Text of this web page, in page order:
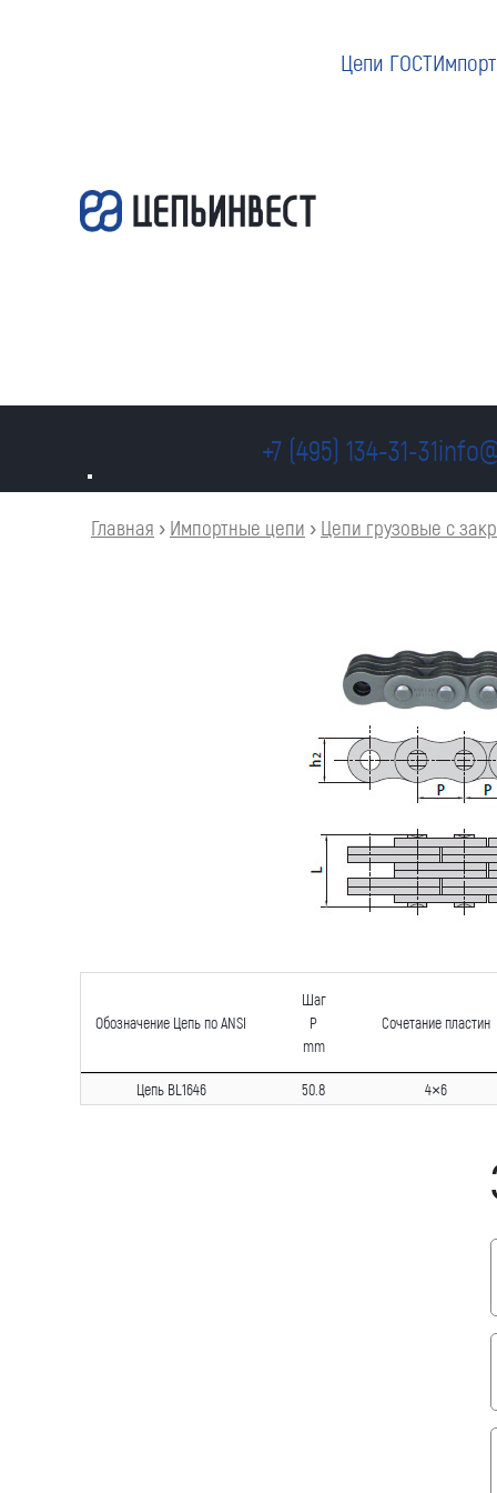
Цепи ГОСТ
+7 (495) 134-31-31
Главная › Импортные цепи › Цепи грузовые с
Обозначение Цепь по ANSI
Шаг
P
mm
Сочетание пластин
Цепь BL1646 50.8 4×6